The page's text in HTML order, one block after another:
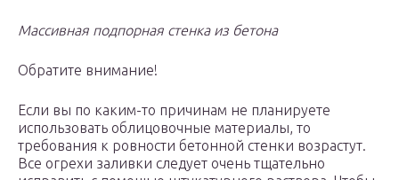
Массивная подпорная стенка из бетона
Обратите внимание!
Если вы по каким-то причинам не планируете
использовать облицовочные материалы, то
требования к ровности бетонной стенки возрастут.
Все огрехи заливки следует очень тщательно